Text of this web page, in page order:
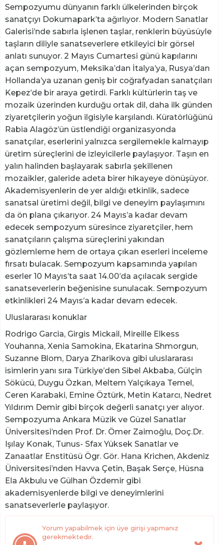
Sempozyumu dünyanın farklı ülkelerinden birçok
sanatçıyı Dokumapark’ta ağırlıyor. Modern Sanatlar
Galerisi’nde sabırla işlenen taşlar, renklerin büyüsüyle
taşların diliyle sanatseverlere etkileyici bir görsel
anlatı sunuyor. 2 Mayıs Cumartesi günü kapılarını
açan sempozyum, Meksika’dan İtalya’ya, Rusya’dan
Hollanda’ya uzanan geniş bir coğrafyadan sanatçıları
Kepez’de bir araya getirdi. Farklı kültürlerin taş ve
mozaik üzerinden kurduğu ortak dil, daha ilk günden
ziyaretçilerin yoğun ilgisiyle karşılandı. Küratörlüğünü
Rabia Alagöz’ün üstlendiği organizasyonda
sanatçılar, eserlerini yalnızca sergilemekle kalmayıp
üretim süreçlerini de izleyicilerle paylaşıyor. Taşın en
yalın halinden başlayarak sabırla şekillenen
mozaikler, galeride adeta birer hikayeye dönüşüyor.
Akademisyenlerin de yer aldığı etkinlik, sadece
sanatsal üretimi değil, bilgi ve deneyim paylaşımını
da ön plana çıkarıyor. 24 Mayıs’a kadar devam
edecek sempozyum süresince ziyaretçiler, hem
sanatçıların çalışma süreçlerini yakından
gözlemleme hem de ortaya çıkan eserleri inceleme
fırsatı bulacak. Sempozyum kapsamında yapılan
eserler 10 Mayıs’ta saat 14.00’da açılacak sergide
sanatseverlerin beğenisine sunulacak. Sempozyum
etkinlikleri 24 Mayıs’a kadar devam edecek.
Uluslararası konuklar
Rodrigo Garcia, Girgis Mickail, Mireille Elkess
Youhanna, Xenia Samokina, Ekatarina Shmorgun,
Suzanne Blom, Darya Zharikova gibi uluslararası
isimlerin yanı sıra Türkiye’den Sibel Akbaba, Gülçin
Sökücü, Duygu Özkan, Meltem Yalçıkaya Temel,
Ceren Karabaki, Emine Öztürk, Metin Katarcı, Nedret
Yıldırım Demir gibi birçok değerli sanatçı yer alıyor.
Sempozyuma Ankara Müzik ve Güzel Sanatlar
Üniversitesi’nden Prof. Dr. Ömer Zaimoğlu, Doç.Dr.
Işılay Konak, Tunus- Sfax Yüksek Sanatlar ve
Zanaatlar Enstitüsü Ögr. Gör. Hana Krichen, Akdeniz
Üniversitesi’nden Havva Çetin, Başak Serçe, Hüsna
Ela Akbulu ve Gülhan Özdemir gibi
akademisyenlerde bilgi ve deneyimlerini
sanatseverlerle paylaşıyor.
Yorum yapabilmek için üye girişi yapmanız
gerekmektedir.